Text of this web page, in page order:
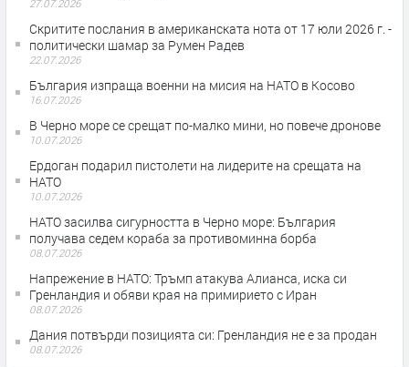
27.07.2026
Скритите послания в американската нота от 17 юли 2026 г. -
политически шамар за Румен Радев
22.07.2026
България изпраща военни на мисия на НАТО в Косово
16.07.2026
В Черно море се срещат по-малко мини, но повече дронове
10.07.2026
Ердоган подарил пистолети на лидерите на срещата на
НАТО
10.07.2026
НАТО засилва сигурността в Черно море: България
получава седем кораба за противоминна борба
08.07.2026
Напрежение в НАТО: Тръмп атакува Алианса, иска си
Гренландия и обяви края на примирието с Иран
08.07.2026
Дания потвърди позицията си: Гренландия не е за продан
08.07.2026